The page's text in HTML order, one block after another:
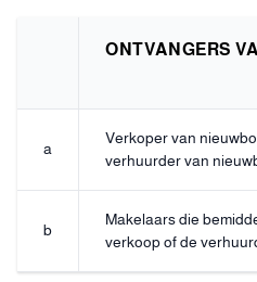
ONTVANGERS
a
Verkoper van
verhuurder van
b
Makelaars die
verkoop of de